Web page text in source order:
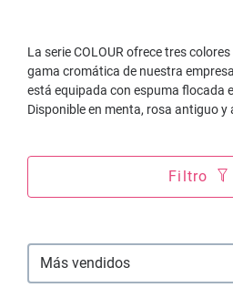
La serie COLOUR ofrece tres
gama cromática de nuestra
está equipada con espuma flocada
Disponible en menta, rosa antiguo y
Filtro